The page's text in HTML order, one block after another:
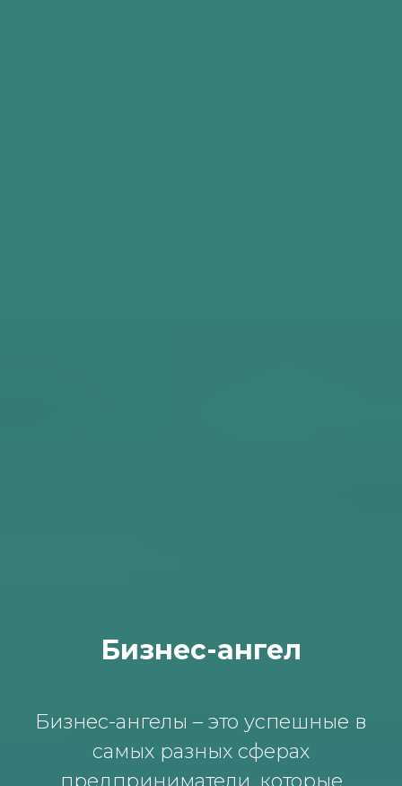
Бизнес-ангел
Бизнес-ангелы – это успешные в
самых разных сферах
предприниматели, которые